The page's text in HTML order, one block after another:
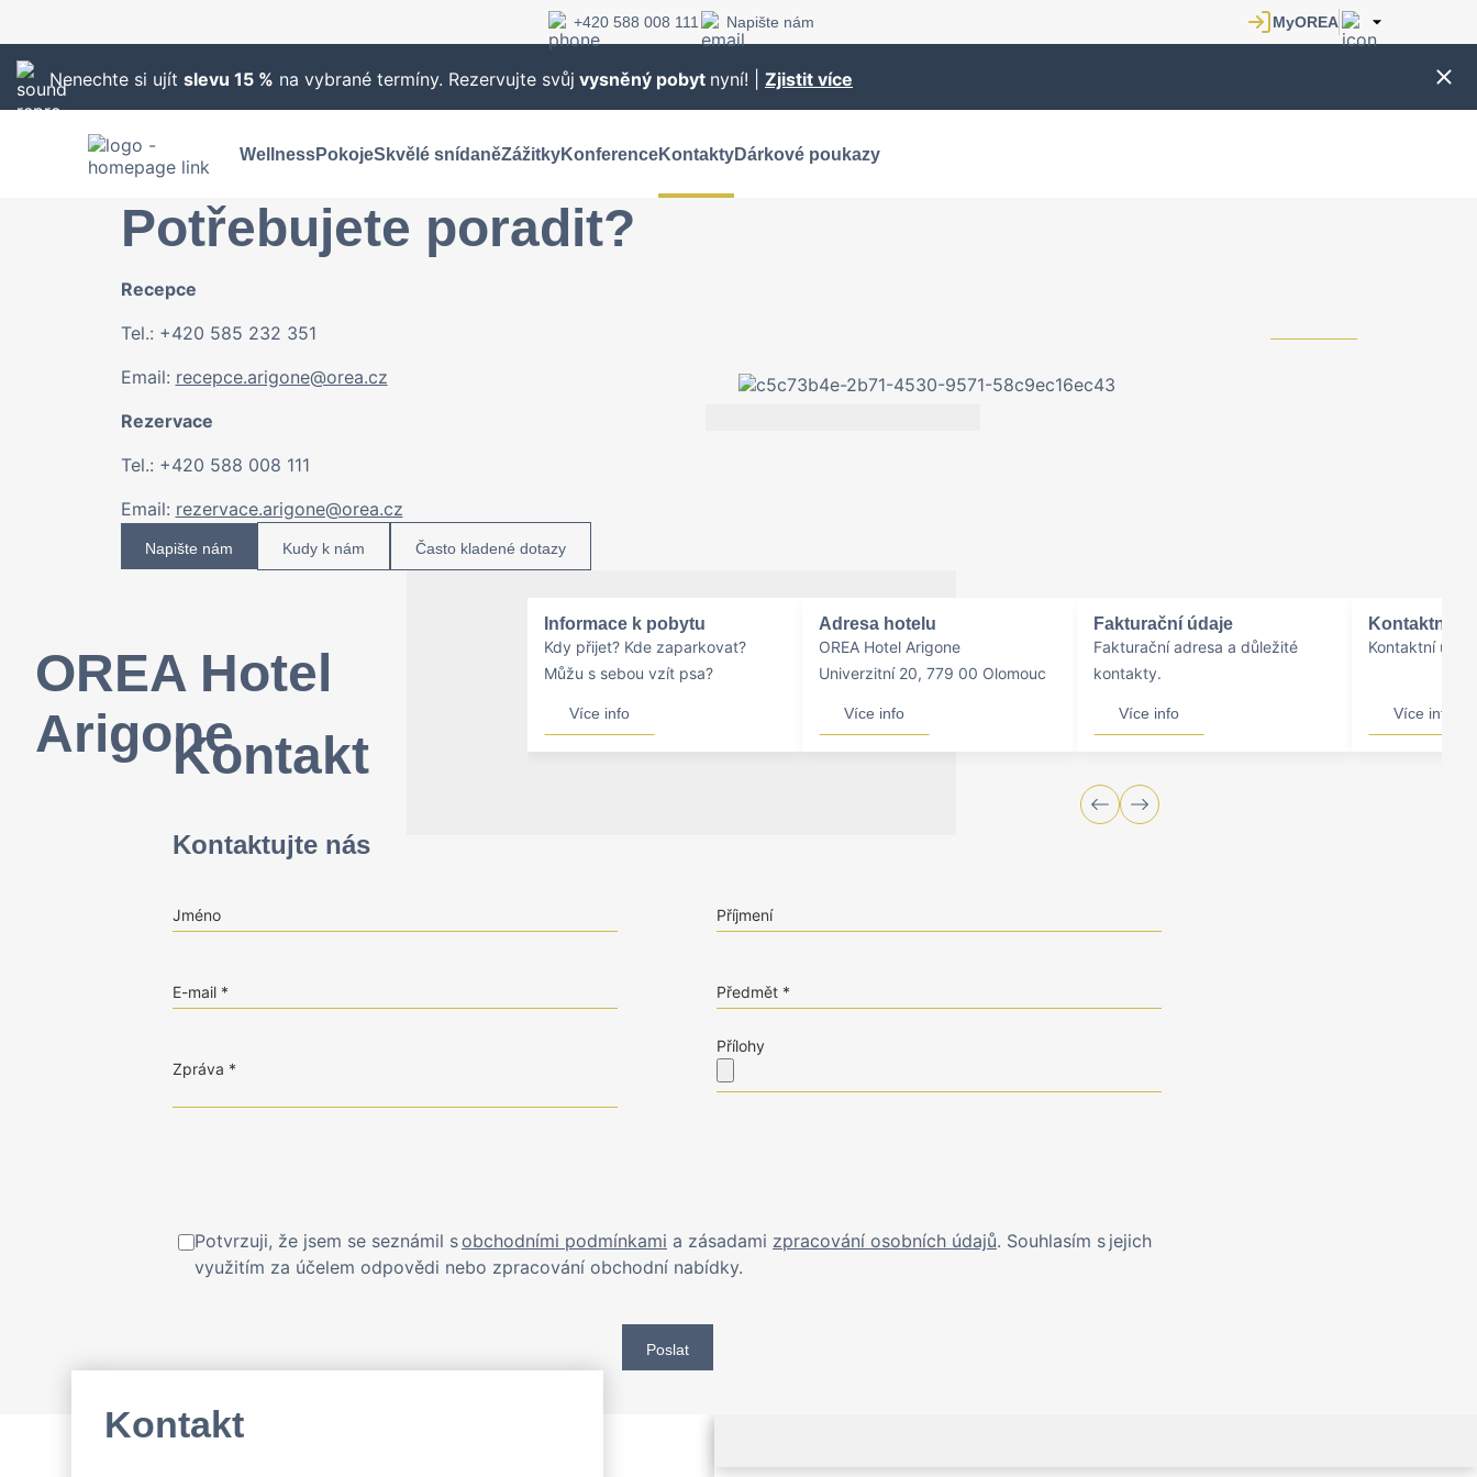
+420 588 008 111 Napište nám
Nenechte si ujít slevu 15 % na vybrané termíny. Rezervujte svůj vysněný pobyt nyní! | Zjistit více
WellnessPokojeSkvělé snídaněZážitkyKonferenceKontaktyDárkové poukazy
Potřebujete poradit?
Recepce
Tel.: +420 585 232 351
Email: recepce.arigone@orea.cz
Rezervace
Tel.: +420 588 008 111
Email: rezervace.arigone@orea.cz
Napište nám Kudy k nám Často kladené dotazy
OREA Hotel
Arigone
Informace k pobytu
Kdy přijet? Kde zaparkovat?
Můžu s sebou vzít psa?
Více info
Adresa hotelu
OREA Hotel Arigone
Univerzitní 20, 779 00 Olomouc
Více info
Fakturační údaje
Fakturační adresa a důležité
kontakty.
Více info
Kontaktní
Kontaktní
Více info
Kontakt
Kontaktujte nás
Jméno Příjmení
E-mail Předmět
Zpráva
Přílohy
Potvrzuji, že jsem se seznámil sobchodními podmínkami a zásadami zpracování osobních údajů. Souhlasím s jejich
využitím za účelem odpovědi nebo zpracování obchodní nabídky.
Poslat
Kontakt